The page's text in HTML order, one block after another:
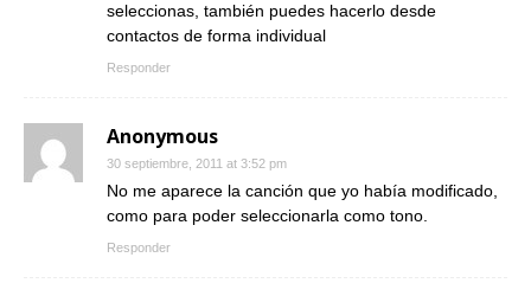
seleccionas, también puedes hacerlo desde
contactos de forma individual
Responder
Anonymous
30 septiembre, 2011 at 3:52 pm
No me aparece la canción que yo había modificado,
como para poder seleccionarla como tono.
Responder